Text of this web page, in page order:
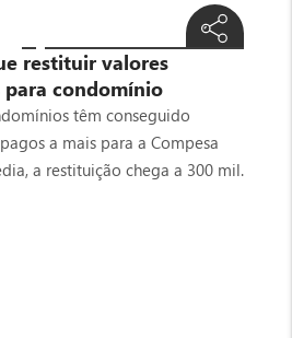
restituir valores
para condomínio
têm conseguido
a mais para a Compesa
a restituição chega a 300 mil.